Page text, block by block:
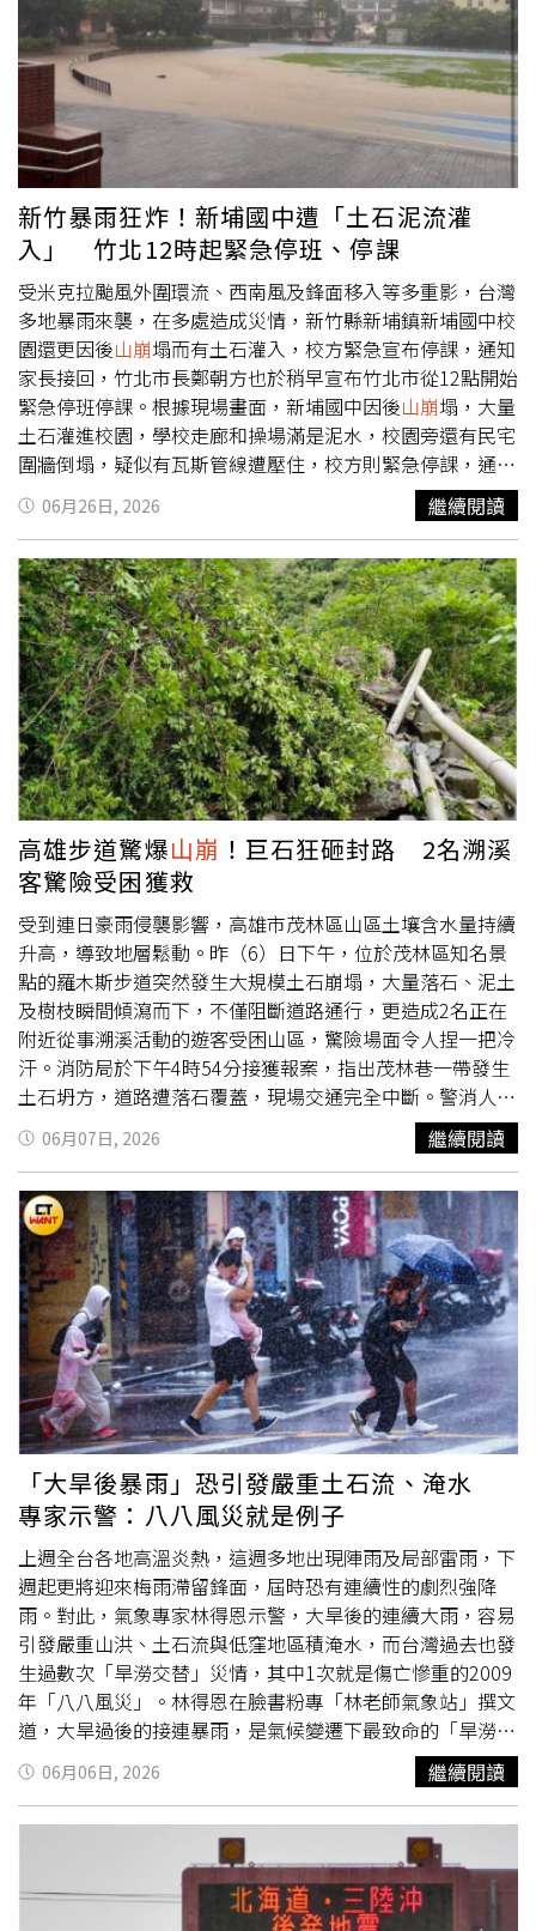
路中。（圖片提供／新竹縣政府）交通處表示，7月16日起
至8月31日止，受理新竹縣民申請汽機車泡水受損慰助金，
汽車及大型重型機車(250cc以上)最高2萬元、一般機車最高
2000元，為便利民眾就近辦理，將由各鄉鎮市公所受理收
件認定後，再檢據移由縣府辦理撥付核銷，目前也正在研擬
線上申辦方案，期盼讓受災縣民能盡速修復車輛，減輕受災
縣民的經濟負擔。交通處說明，申請必備文件包含申請人須
檢附泡水車輛照片或影片、行車執照影本、合法汽車修理廠
或機車行開立之維修發票或收據、申請書含身分證明文件
(國民身分證或營業登記相關核准文件或法人登記或統一編
號等)之正反面影本及申請人存摺影本。交通處提醒，申請
人(車主)須為6月26日災害前設籍新竹縣且申請車輛之泡水
受損地點必須位於新竹縣轄區內，同一輛車以申請一次為
限。若車輛已辦理報廢，可憑監理單位之報廢證明申請，相
關申請文件與審核流程將於縣府交通處官網公告。災害損失
減免攻略。（圖片提供／新竹縣政府）社會處提出5項救助
金方案， 實際居住之住屋因水災淹水達50公分以上，以一
門牌為一戶計算，每戶可領最高2萬元住戶淹水救助金。因
災致住屋毀損達不堪居住程度者，戶內實際居住人口以5口
為限，每人發給2萬元安遷救助金。因災致重傷，或未致重
傷，必須緊急救護住院治療，自住院之日起15日內（住院期
間）所發生自行負擔之醫療費用總額，達重傷救助金金額
者，每人發給10萬元重傷救助金。因災致行蹤不明者，每人
發給20萬元失蹤救助金。因災致死或因災致重傷，於災害發
生後30日內死亡者，每人發給20萬元死亡救助金。（已領
取新竹縣急難救助意外致死救助金者，不得重複領取。）社
會處提醒，災後可先拍照保留受災情形，並備妥相關資料，
儘速向災害發生所在地鄉（鎮、市）公所洽詢及提出申請。
災害救助申請資格、補助項目及應備文件等詳細資訊，可至
新竹縣政府社會處官網-社會救助專區-災害救助
（https://reurl.cc/Z2DWL6）查詢。縣長楊文科聽取各局處
報告災復作為。（圖片提供／新竹縣政府）民政處表示，受
災民眾若因豪雨造成國民身分證或戶口名簿污損、遺失，可
攜帶相關證明文件至新竹縣任一戶政事務所辦理補發，全數
免收規費，協助民眾儘速恢復生活所需證件。稅務局表示，
民眾若因豪雨造成財產損失，務必先拍照保存受災情形，並
於災害發生後30日內提出申請，即可依法享有各項地方稅減
免。房屋毀損達三成以上未滿五成，可減半徵收房屋稅；毀
損達五成以上且須修復始能使用者，可免徵房屋稅；土地因
流失、山崩、地陷等因素致無法使用者，可申請免徵地價
稅。稅務局說明，汽、機車（151cc以上）因災害受損向監
理單位辦理報停或報廢者，可申請退還自災害發生之日起已
繳納之使用牌照稅；娛樂業因災害影響致無法營業，或營業
受影響者，也可申請扣除未營業天數，按比例核減娛樂稅，
至於所得稅、營業稅、貨物稅及菸酒稅等國稅減免事項，可
向國稅局洽詢辦理，民眾可透過財政部稅務入口網或新竹縣
政府稅務局網站線上申請各項災害減免。文化局表示，為協
助文化資產因豪雨受損進行緊急修復，新竹縣115年度文化
資產管理維護補助經費目前尚有餘額，縣內古蹟、歷史建
築、聚落建築群及暫定古蹟之所有人、使用人或管理人，如
有緊急修繕、防災設施改善、漏水修復、緊急支撐、消防安
全設備更新、防蟲防盜等需求，可隨時提出申請，不受定期
收件時間限制，每案最高補助15萬元，協助文化資產降低豪
雨及後續颱風季節造成之損害。縣定古蹟竹北林家祠6月26
日淹水的照片。（圖片提供／新竹縣政府）農業處指出，已
接獲各鄉鎮市公所速報，本次雨災造成新埔、竹北、關西、
芎林等地農業損失，包含梨類、椪柑、桶柑等作物落果、水
稻浸水及倒伏受損、蜂箱損失，以及農田埋沒流失等，將召
集桃園區農業改良場與農糧署現勘，再報請農業部核定公告
相關災損救助。
新竹暴雨狂炸！新埔國中遭「土石泥流灌
入」 竹北12時起緊急停班、停課
受米克拉颱風外圍環流、西南風及鋒面移入等多重影，台灣
多地暴雨來襲，在多處造成災情，新竹縣新埔鎮新埔國中校
園還更因後山崩塌而有土石灌入，校方緊急宣布停課，通知
家長接回，竹北市長鄭朝方也於稍早宣布竹北市從12點開始
緊急停班停課。根據現場畫面，新埔國中因後山崩塌，大量
土石灌進校園，學校走廊和操場滿是泥水，校園旁還有民宅
圍牆倒塌，疑似有瓦斯管線遭壓住，校方則緊急停課，通知
家長將學生帶回。而豪雨在竹北多處造成災情，鄭朝方稍早
宣布從12點開始緊急停班停課，新竹縣五峰鄉桃山國小、尖
石鄉石磊國小、新埔鎮文山國小、北平華德福實驗學校、尖
石鄉玉峰國小和新光國小也因豪雨停課。
06月26日, 2026 繼續閱讀
高雄步道驚爆山崩 ！巨石狂砸封路 2名溯溪
客驚險受困獲救
受到連日豪雨侵襲影響，高雄市茂林區山區土壤含水量持續
升高，導致地層鬆動。昨（6）日下午，位於茂林區知名景
點的羅木斯步道突然發生大規模土石崩塌，大量落石、泥土
及樹枝瞬間傾瀉而下，不僅阻斷道路通行，更造成2名正在
附近從事溯溪活動的遊客受困山區，驚險場面令人捏一把冷
汗。消防局於下午4時54分接獲報案，指出茂林巷一帶發生
土石坍方，道路遭落石覆蓋，現場交通完全中斷。警消人員
火速趕赴現場後，發現受困的是1名男性及1名女性遊客，所
幸兩人並未遭落石擊中，也沒有明顯外傷，但因道路受阻無
法自行離開。救援人員隨即展開協助，成功將兩人安全護送
至安全區域，結束這場驚魂記。警方獲報後也立即在坍方路
段周邊設置封鎖線，實施交通管制，避免其他民眾誤闖危險
區域。同時通報相關單位及搶修團隊進場處理，希望盡快恢
復道路通行。經過數小時搶修作業，施工人員利用重機具清
除落石與樹木，終於在昨晚11時完成搶通作業，恢復道路基
本通行功能。值得注意的是，羅木斯步道因去年受到凱米颱
風重創，部分設施至今仍處於修復階段，目前仍公告暫停開
放。然而近日山區持續降雨，使原本脆弱的地質環境再度面
臨考驗，導致此次土石崩落事件發生。茂林區公所特別提
醒，近期山區降雨頻繁，土石鬆動情況尚未完全解除，未來
仍可能發生落石或二次坍方。呼籲民眾切勿前往羅木斯步道
及周邊山區從事登山、健行、溯溪等戶外活動，以免發生危
險。相關單位也將持續監測山區狀況，確保民眾與遊客安
全。
06月07日, 2026 繼續閱讀
「大旱後暴雨」恐引發嚴重土石流、淹水
專家示警：八八風災就是例子
上週全台各地高溫炎熱，這週多地出現陣雨及局部雷雨，下
週起更將迎來梅雨滯留鋒面，屆時恐有連續性的劇烈強降
雨。對此，氣象專家林得恩示警，大旱後的連續大雨，容易
引發嚴重山洪、土石流與低窪地區積淹水，而台灣過去也發
生過數次「旱澇交替」災情，其中1次就是傷亡慘重的2009
年「八八風災」。林得恩在臉書粉專「林老師氣象站」撰文
道，大旱過後的接連暴雨，是氣候變遷下最致命的「旱澇交
替」現象，係因長期乾旱，會讓土壤變得乾硬且缺乏植被抓
地力，此時若暴雨突襲，土壤無法快速吸收水分，極易引發
嚴重的山洪、土石流與低窪地區積淹水，讓原先可能的災情
更加慘重。林得恩提到，台灣過去歷史上，就有幾次著名的
「旱澇交替」災情與極端氣候事件，首先是1990年上半
年，台灣曾遭遇嚴重春季乾旱，後續在同年6月23日，「歐
06月06日, 2026 繼續閱讀